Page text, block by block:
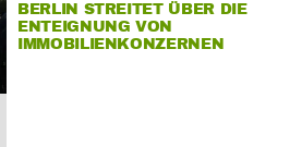
BERLIN STREITET ÜBER DIE
ENTEIGNUNG VON
IMMOBILIENKONZERNEN